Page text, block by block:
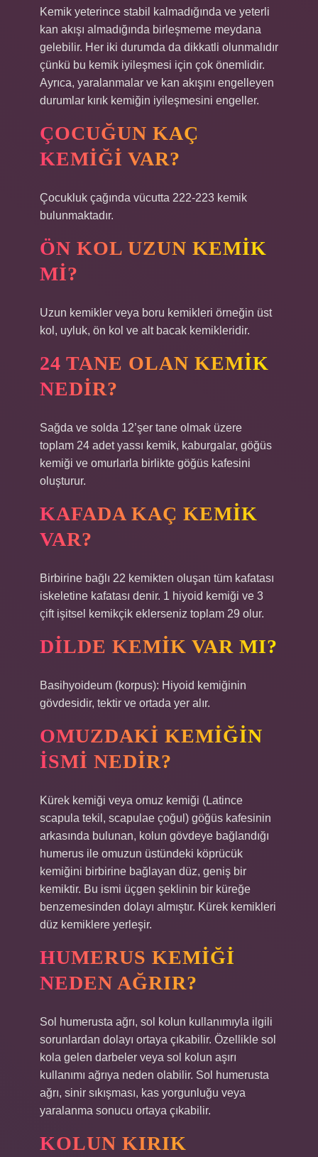
Kemik yeterince stabil kalmadığında ve yeterli
kan akışı almadığında birleşmeme meydana
gelebilir. Her iki durumda da dikkatli olunmalıdır
çünkü bu kemik iyileşmesi için çok önemlidir.
Ayrıca, yaralanmalar ve kan akışını engelleyen
durumlar kırık kemiğin iyileşmesini engeller.
ÇOCUĞUN KAÇ
KEMIĞI VAR?
Çocukluk çağında vücutta 222-223 kemik
bulunmaktadır.
ÖN KOL UZUN KEMIK
MI?
Uzun kemikler veya boru kemikleri örneğin üst
kol, uyluk, ön kol ve alt bacak kemikleridir.
24 TANE OLAN KEMIK
NEDIR?
Sağda ve solda 12’şer tane olmak üzere
toplam 24 adet yassı kemik, kaburgalar, göğüs
kemiği ve omurlarla birlikte göğüs kafesini
oluşturur.
KAFADA KAÇ KEMIK
VAR?
Birbirine bağlı 22 kemikten oluşan tüm kafatası
iskeletine kafatası denir. 1 hiyoid kemiği ve 3
çift işitsel kemikçik eklerseniz toplam 29 olur.
DILDE KEMIK VAR MI?
Basihyoideum (korpus): Hiyoid kemiğinin
gövdesidir, tektir ve ortada yer alır.
OMUZDAKI KEMIĞIN
ISMI NEDIR?
Kürek kemiği veya omuz kemiği (Latince
scapula tekil, scapulae çoğul) göğüs kafesinin
arkasında bulunan, kolun gövdeye bağlandığı
humerus ile omuzun üstündeki köprücük
kemiğini birbirine bağlayan düz, geniş bir
kemiktir. Bu ismi üçgen şeklinin bir küreğe
benzemesinden dolayı almıştır. Kürek kemikleri
düz kemiklere yerleşir.
HUMERUS KEMIĞI
NEDEN AĞRIR?
Sol humerusta ağrı, sol kolun kullanımıyla ilgili
sorunlardan dolayı ortaya çıkabilir. Özellikle sol
kola gelen darbeler veya sol kolun aşırı
kullanımı ağrıya neden olabilir. Sol humerusta
ağrı, sinir sıkışması, kas yorgunluğu veya
yaralanma sonucu ortaya çıkabilir.
KOLUN KIRIK